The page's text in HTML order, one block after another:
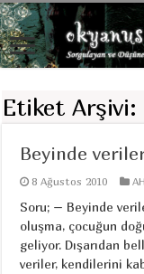
Etiket Arşivi:
Beyinde
8 Ağustos 2010 AH
Soru; – Beyinde
oluşma, çocuğun
geliyor. Dışarıdan
veriler, kendilerini